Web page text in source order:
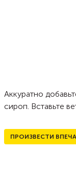
Аккуратно
сироп. Вставьте
ПРОИЗВЕСТИ